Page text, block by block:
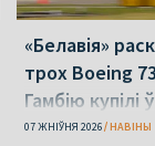
«Белавія»
трох Boeing
Гамбію купілі
07 ЖНІЎНЯ 2026 НАВІНЫ